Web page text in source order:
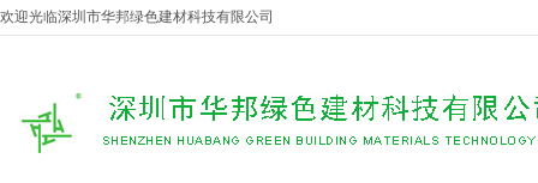
欢迎光临深圳市华邦绿色建材科技有限公司